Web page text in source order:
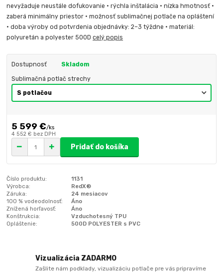
nevyžaduje neustále dofukovanie • rýchla inštalácia • nízka hmotnosť •
zaberá minimálny priestor • možnosť sublimačnej potlače na opláštení
• doba výroby od potvrdenia objednávky: 2–3 týždne • materiál:
polyuretán a polyester 500Dcelý popis
Dostupnosť Skladom
Sublimačná potlač strechy
5 599 €/ks
4 552 € bez DPH
Pridať do košíka
Číslo produktu:
1131
Výrobca:
RedX®
Záruka:
24 mesiacov
100 % vodeodolnosť:
Áno
Znížená horľavosť:
Áno
Konštrukcia:
Vzduchotesný TPU
Opláštenie:
500D POLYESTER s PVC
Vizualizácia ZADARMO
Zašlite nám podklady, vizualizáciu potlače pre vás pripravíme